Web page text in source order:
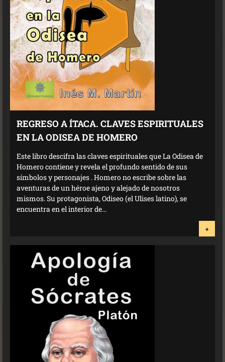
REGRESO A ÍTACA. CLAVES ESPIRITUALES
EN LA ODISEA DE HOMERO
Este libro descifra las claves espirituales que La Odisea de
Homero contiene y revela el profundo sentido de sus
símbolos y personajes . Homero no escribe sobre las
aventuras de un héroe ajeno y alejado de nosotros
mismos. Su protagonista, Odiseo (el Ulises latino), se
encuentra en el interior de...
+